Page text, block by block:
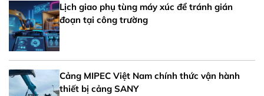
Lịch giao phụ tùng máy xúc để tránh gián
đoạn tại công trường
Cảng MIPEC Việt Nam chính thức vận hành
thiết bị cảng SANY